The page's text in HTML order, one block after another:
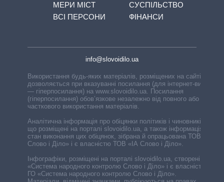
МЕРИ МІСТ
ВСІ ПЕРСОНИ
СУСПІЛЬСТВО
ФІНАНСИ
info@slovoidilo.ua
Використання будь-яких матеріалів, розміщених на сайті,
дозволяється при вказуванні посилання (для інтернет-видань
— гіперпосилання) на www.slovoidilo.ua. Посилання
(гіперпосилання) обов’язкове незалежно від повного або
часткового використання матеріалів.
Аналітична інформація про обіцянки політиків і чиновників,
що розміщені на порталі slovoidilo.ua, а також інформація про
стан виконання цих обіцянок, зібрана й опрацьована ТОВ «ІА
Слово і Діло» і є власністю ТОВ «ІА Слово і Діло».
Інфографіки, розміщені на порталі slovoidilo.ua, створені ГО
«Система народного контролю Слово і Діло» і є власністю
ГО «Система народного контролю Слово і Діло».